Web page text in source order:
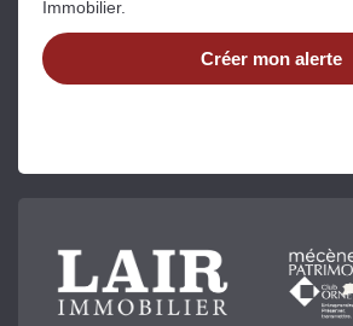
Immobilier.
Créer mon alerte